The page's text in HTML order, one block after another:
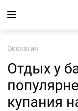
Экология
Отдых у
купания